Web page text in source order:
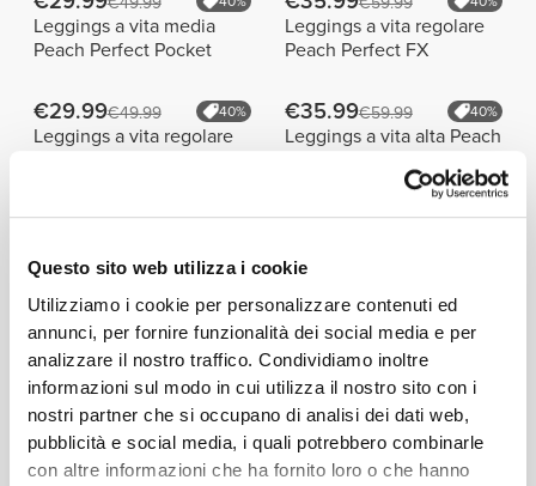
Questo sito web utilizza i cookie
Utilizziamo i cookie per personalizzare contenuti ed
annunci, per fornire funzionalità dei social media e per
analizzare il nostro traffico. Condividiamo inoltre
informazioni sul modo in cui utilizza il nostro sito con i
nostri partner che si occupano di analisi dei dati web,
pubblicità e social media, i quali potrebbero combinarle
con altre informazioni che ha fornito loro o che hanno
Leggings a vita media
Peach Perfect Pocket
Leggings a vita regolare
Peach Perfect FX
€29.99€49.99 40%
Leggings a vita regolare
€35.99€59.99 40%
Leggings a vita alta Peach
I Più Venduti Vedi Tutto
€59.99
Leggings a Vita Media
MuseFit
€34.99
Leggings a Vita Media
Athleisure
€9.99
Telo da palestra Script
€26.24€34.99
Pantaloncini medi a vita
regolare Peach Perfect FX